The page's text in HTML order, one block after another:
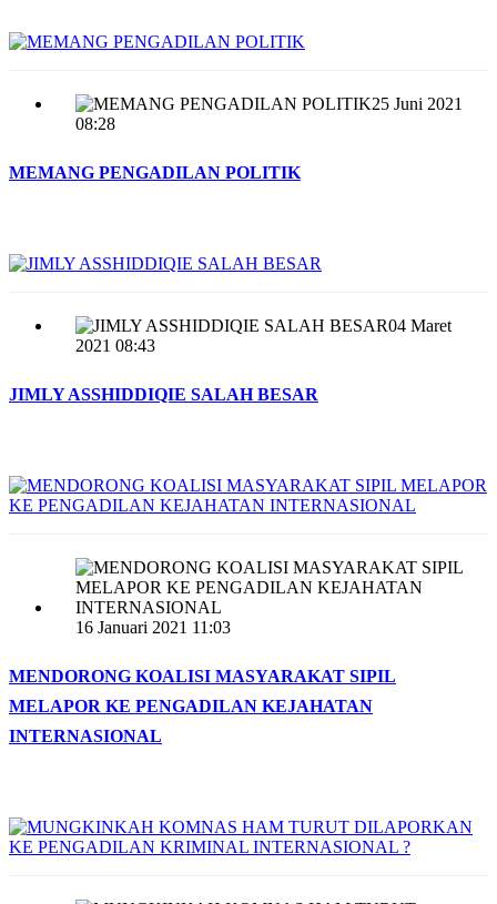
25 Juni 2021
08:28
MEMANG PENGADILAN POLITIK
04 Maret
2021 08:43
JIMLY ASSHIDDIQIE SALAH BESAR
16 Januari 2021 11:03
MENDORONG KOALISI MASYARAKAT SIPIL
MELAPOR KE PENGADILAN KEJAHATAN
INTERNASIONAL